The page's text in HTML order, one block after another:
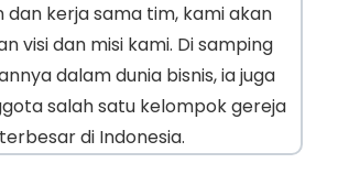
dan kerja sama tim, kami akan
visi dan misi kami. Di samping
dalam dunia bisnis, ia juga
salah satu kelompok gereja
terbesar di Indonesia.